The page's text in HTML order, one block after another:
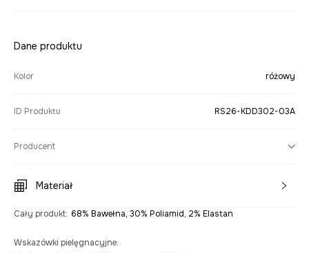
Dane produktu
Kolor różowy
ID Produktu RS26-KDD302-03A
Producent
Materiał
Cały produkt: 68% Bawełna, 30% Poliamid, 2% Elastan
Wskazówki pielęgnacyjne: